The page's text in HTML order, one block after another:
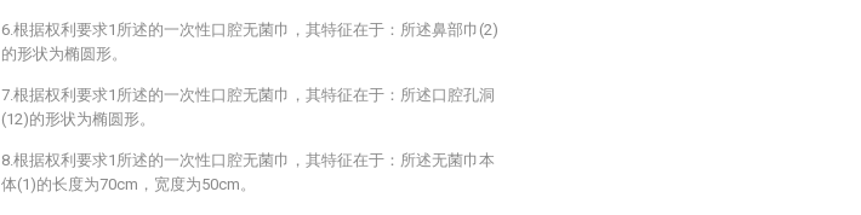
6.根据权利要求1所述的一次性口腔无菌巾，其特征在于：所述鼻部巾(2)
的形状为椭圆形。
7.根据权利要求1所述的一次性口腔无菌巾，其特征在于：所述口腔孔洞
(12)的形状为椭圆形。
8.根据权利要求1所述的一次性口腔无菌巾，其特征在于：所述无菌巾本
体(1)的长度为70cm，宽度为50cm。